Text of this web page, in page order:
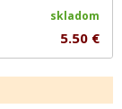
skladom
5.50 €